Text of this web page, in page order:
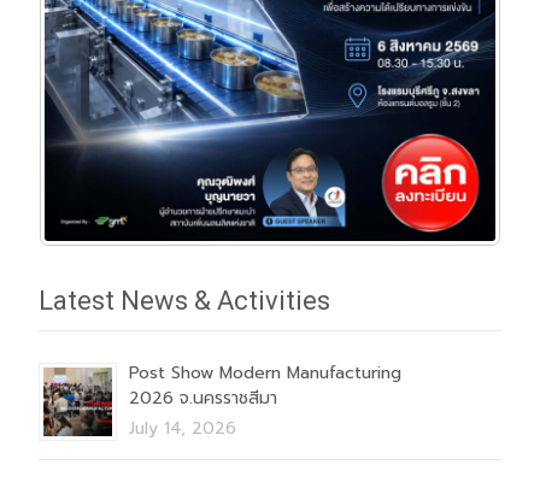
Latest News & Activities
Post Show Modern Manufacturing
2026 จ.นครราชสีมา
July 14, 2026